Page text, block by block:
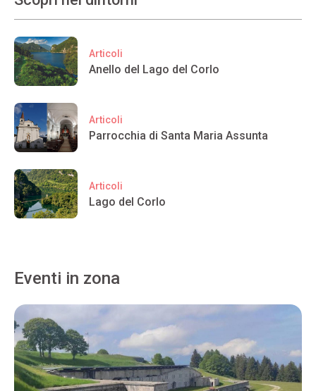
Articoli
Anello del Lago del Corlo
Articoli
Parrocchia di Santa Maria Assunta
Articoli
Lago del Corlo
Eventi in zona